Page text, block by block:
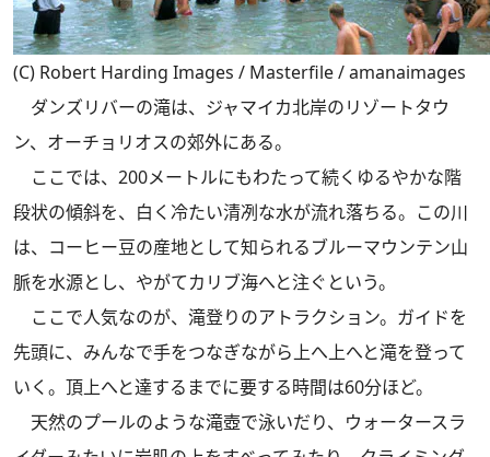
(C) Robert Harding Images / Masterfile / amanaimages
ダンズリバーの滝は、ジャマイカ北岸のリゾートタウ
ン、オーチョリオスの郊外にある。
ここでは、200メートルにもわたって続くゆるやかな階
段状の傾斜を、白く冷たい清冽な水が流れ落ちる。この川
は、コーヒー豆の産地として知られるブルーマウンテン山
脈を水源とし、やがてカリブ海へと注ぐという。
ここで人気なのが、滝登りのアトラクション。ガイドを
先頭に、みんなで手をつなぎながら上へ上へと滝を登って
いく。頂上へと達するまでに要する時間は60分ほど。
天然のプールのような滝壺で泳いだり、ウォータースラ